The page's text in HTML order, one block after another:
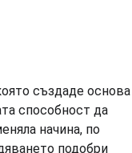
създаде основа
способност да
начина, по
подобри